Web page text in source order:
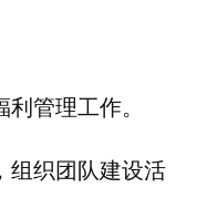
管理工作。
组织团队建设活